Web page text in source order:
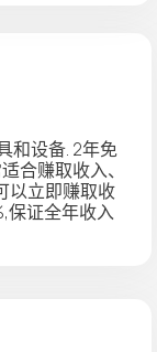
和设备. 2年免
合赚取收入、
以立即赚取收
保证全年收入